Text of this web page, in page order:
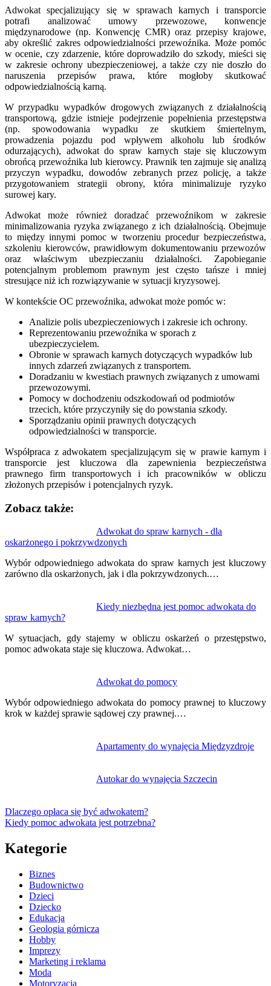
Adwokat specjalizujący się w sprawach karnych i transporcie
potrafi analizować umowy przewozowe, konwencje
międzynarodowe (np. Konwencję CMR) oraz przepisy krajowe,
aby określić zakres odpowiedzialności przewoźnika. Może pomóc
w ocenie, czy zdarzenie, które doprowadziło do szkody, mieści się
w zakresie ochrony ubezpieczeniowej, a także czy nie doszło do
naruszenia przepisów prawa, które mogłoby skutkować
odpowiedzialnością karną.
W przypadku wypadków drogowych związanych z działalnością
transportową, gdzie istnieje podejrzenie popełnienia przestępstwa
(np. spowodowania wypadku ze skutkiem śmiertelnym,
prowadzenia pojazdu pod wpływem alkoholu lub środków
odurzających), adwokat do spraw karnych staje się kluczowym
obrońcą przewoźnika lub kierowcy. Prawnik ten zajmuje się analizą
przyczyn wypadku, dowodów zebranych przez policję, a także
przygotowaniem strategii obrony, która minimalizuje ryzyko
surowej kary.
Adwokat może również doradzać przewoźnikom w zakresie
minimalizowania ryzyka związanego z ich działalnością. Obejmuje
to między innymi pomoc w tworzeniu procedur bezpieczeństwa,
szkoleniu kierowców, prawidłowym dokumentowaniu przewozów
oraz właściwym ubezpieczaniu działalności. Zapobieganie
potencjalnym problemom prawnym jest często tańsze i mniej
stresujące niż ich rozwiązywanie w sytuacji kryzysowej.
W kontekście OC przewoźnika, adwokat może pomóc w:
Analizie polis ubezpieczeniowych i zakresie ich ochrony.
Reprezentowaniu przewoźnika w sporach z
ubezpieczycielem.
Obronie w sprawach karnych dotyczących wypadków lub
innych zdarzeń związanych z transportem.
Doradzaniu w kwestiach prawnych związanych z umowami
przewozowymi.
Pomocy w dochodzeniu odszkodowań od podmiotów
trzecich, które przyczyniły się do powstania szkody.
Sporządzaniu opinii prawnych dotyczących
odpowiedzialności w transporcie.
Współpraca z adwokatem specjalizującym się w prawie karnym i
transporcie jest kluczowa dla zapewnienia bezpieczeństwa
prawnego firm transportowych i ich pracowników w obliczu
złożonych przepisów i potencjalnych ryzyk.
Zobacz także:
Adwokat do spraw karnych - dla
oskarżonego i pokrzywdzonych
Wybór odpowiedniego adwokata do spraw karnych jest kluczowy
zarówno dla oskarżonych, jak i dla pokrzywdzonych.…
Kiedy niezbędna jest pomoc adwokata do
spraw karnych?
W sytuacjach, gdy stajemy w obliczu oskarżeń o przestępstwo,
pomoc adwokata staje się kluczowa. Adwokat…
Adwokat do pomocy
Wybór odpowiedniego adwokata do pomocy prawnej to kluczowy
krok w każdej sprawie sądowej czy prawnej.…
Apartamenty do wynajęcia Międzyzdroje
Autokar do wynajęcia Szczecin
wpisu
Dlaczego opłaca się być adwokatem?
Kiedy pomoc adwokata jest potrzebna?
Kategorie
Biznes
Budownictwo
Dzieci
Dziecko
Edukacja
Geologia górnicza
Hobby
Imprezy
Marketing i reklama
Moda
Motoryzacja